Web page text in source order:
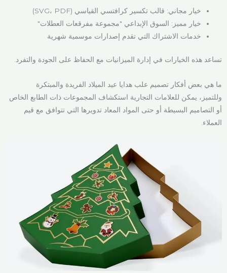
خيار مجاني: قالب تكسير كرافتسي القياسي (SVG، PDF)
خيار مميز: السوق الإبداعي "مجموعة مفرقعات العطلات"
خدمات الاشتراك التي تقدم إصدارات موسمية شهرية
تساعد هذه الخيارات في إدارة الميزانيات مع الحفاظ على الجودة والتفرد.
ما هي بعض أفكار تصميم علب هدايا عيد الميلاد الفريدة والمبتكرة
وللتميز، يمكن للعلامات التجارية استكشاف المجموعات ذات الطابع الخاص
أو التصاميم البسيطة أو حتى المواد المعاد تدويرها التي تتوافق مع قيم
العملاء.